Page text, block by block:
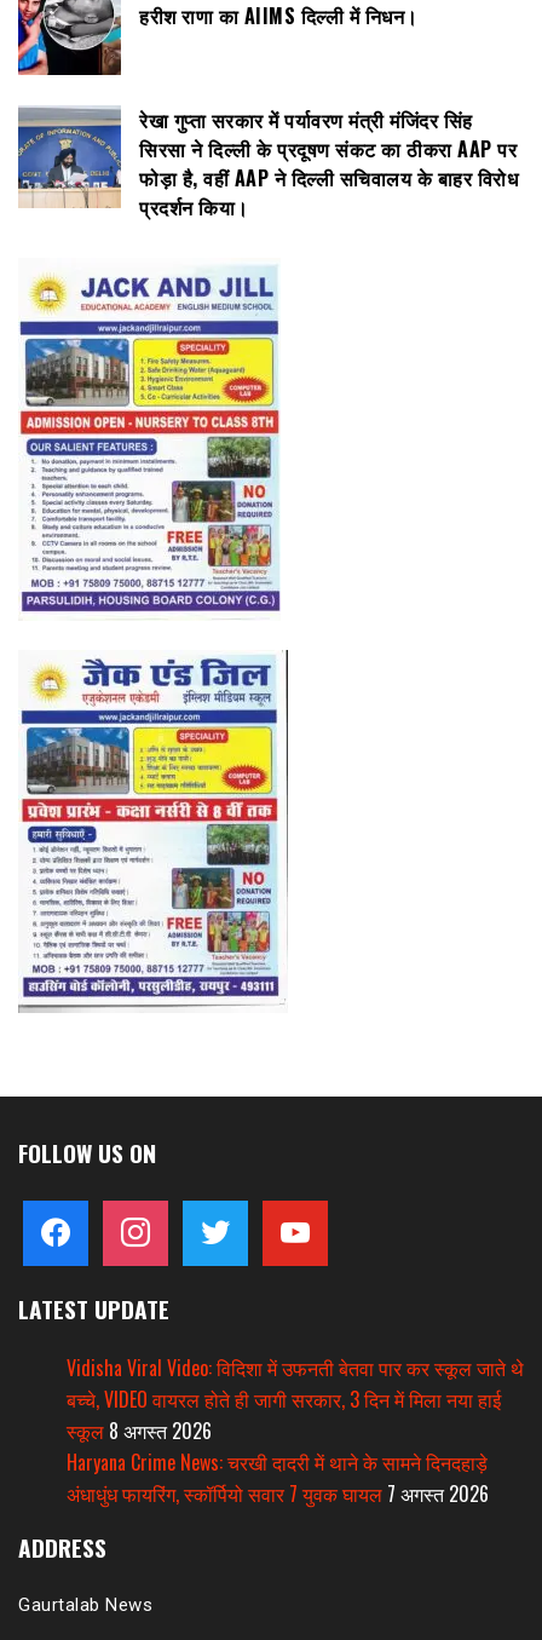
हरीश राणा का AIIMS दिल्ली में निधन।
रेखा गुप्ता सरकार में पर्यावरण मंत्री मंजिंदर सिंह
सिरसा ने दिल्ली के प्रदूषण संकट का ठीकरा AAP पर
फोड़ा है, वहीं AAP ने दिल्ली सचिवालय के बाहर विरोध
प्रदर्शन किया।
FOLLOW US ON
facebook instagram twitter youtube
LATEST UPDATE
Vidisha Viral Video: विदिशा में उफनती बेतवा पार कर स्कूल जाते थे
बच्चे, VIDEO वायरल होते ही जागी सरकार, 3 दिन में मिला नया हाई
स्कूल 8 अगस्त 2026
Haryana Crime News: चरखी दादरी में थाने के सामने दिनदहाड़े
अंधाधुंध फायरिंग, स्कॉर्पियो सवार 7 युवक घायल 7 अगस्त 2026
ADDRESS
Gaurtalab News